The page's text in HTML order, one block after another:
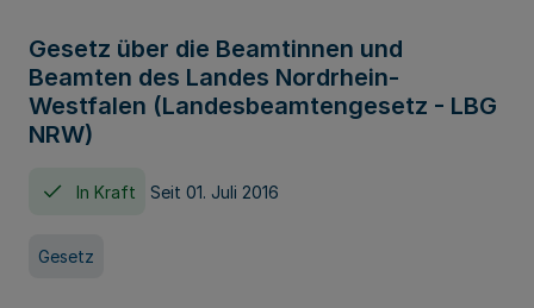
Gesetz über die Beamtinnen und
Beamten des Landes Nordrhein-
Westfalen (Landesbeamtengesetz - LBG
NRW)
In Kraft Seit 01. Juli 2016
Gesetz